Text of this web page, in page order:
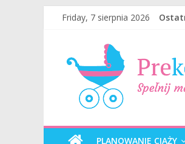
Friday, 7 sierpnia 2026
PLANOWANIE CIĄŻY